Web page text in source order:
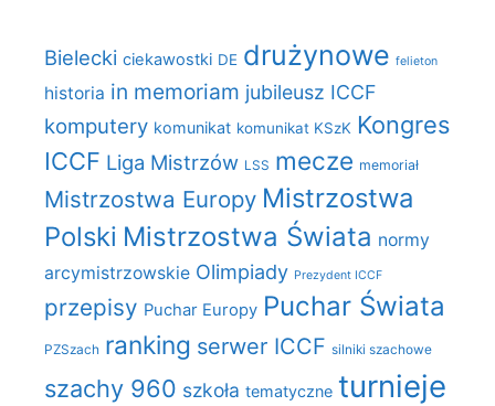
Bielecki ciekawostki DE drużynowe felieton
historia in memoriam jubileusz ICCF
komputery komunikat komunikat KSzK Kongres
ICCF Liga Mistrzów LSS mecze memoriał
Mistrzostwa Europy Mistrzostwa
Polski Mistrzostwa Świata normy
arcymistrzowskie Olimpiady Prezydent ICCF
przepisy Puchar Europy Puchar Świata
PZSzach ranking serwer ICCF silniki szachowe
szachy 960 szkoła tematyczne turnieje